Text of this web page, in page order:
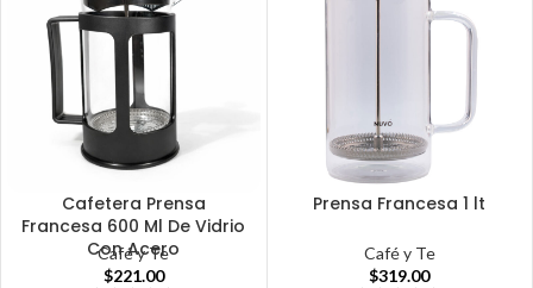
Cafetera Prensa
Francesa 600 Ml De Vidrio
Con Acero
Café y Te
$221.00
Prensa Francesa 1 lt
Café y Te
$319.00